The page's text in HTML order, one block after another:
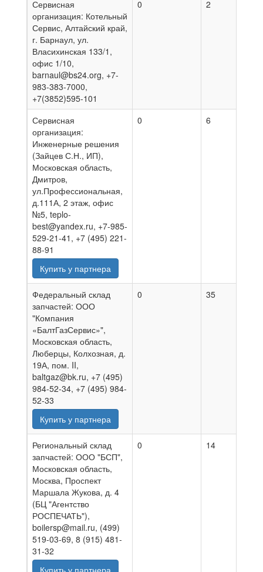
Сервисная
организация: Котельный
Сервис, Алтайский край,
г. Барнаул, ул.
Власихинская 133/1,
офис 1/10,
barnaul@bs24.org, +7-
983-383-7000,
+7(3852)595-101
0 2
Сервисная
организация:
Инженерные решения
(Зайцев С.Н., ИП),
Московская область,
Дмитров,
ул.Профессиональная,
д.111А, 2 этаж, офис
№5, teplo-
best@yandex.ru, +7-985-
529-21-41, +7 (495) 221-
88-91
Купить у партнера
0 6
Федеральный склад
запчастей: ООО
"Компания
«БалтГазСервис»",
Московская область,
Люберцы, Колхозная, д.
19А, пом. II,
baltgaz@bk.ru, +7 (495)
984-52-34, +7 (495) 984-
52-33
Купить у партнера
0 35
Региональный склад
запчастей: ООО "БСП",
Московская область,
Москва, Проспект
Маршала Жукова, д. 4
(БЦ "Агентство
РОСПЕЧАТЬ"),
boilersp@mail.ru, (499)
519-03-69, 8 (915) 481-
31-32
Купить у партнера
0 14